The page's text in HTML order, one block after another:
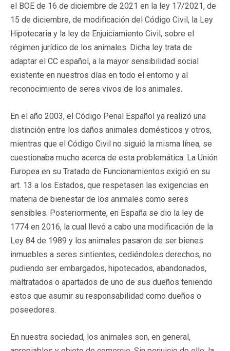
el BOE de 16 de diciembre de 2021 en la ley 17/2021, de
15 de diciembre, de modificación del Código Civil, la Ley
Hipotecaria y la ley de Enjuiciamiento Civil, sobre el
régimen jurídico de los animales. Dicha ley trata de
adaptar el CC español, a la mayor sensibilidad social
existente en nuestros días en todo el entorno y al
reconocimiento de seres vivos de los animales.
En el año 2003, el Código Penal Español ya realizó una
distinción entre los daños animales domésticos y otros,
mientras que el Código Civil no siguió la misma línea, se
cuestionaba mucho acerca de esta problemática. La Unión
Europea en su Tratado de Funcionamientos exigió en su
art. 13 a los Estados, que respetasen las exigencias en
materia de bienestar de los animales como seres
sensibles. Posteriormente, en España se dio la ley de
1774 en 2016, la cual llevó a cabo una modificación de la
Ley 84 de 1989 y los animales pasaron de ser bienes
inmuebles a seres sintientes, cediéndoles derechos, no
pudiendo ser embargados, hipotecados, abandonados,
maltratados o apartados de uno de sus dueños teniendo
estos que asumir su responsabilidad como dueños o
poseedores.
En nuestra sociedad, los animales son, en general,